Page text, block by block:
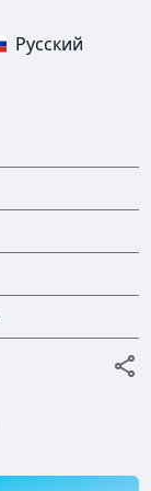
Русский